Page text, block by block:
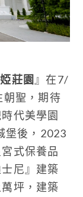
莊園 』在7/
朝聖，期待
代美學園
堡後，2023
式保養品
尼』建築
坪，建築